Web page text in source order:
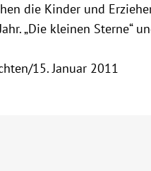
die Kinder und
„Die kleinen Sterne“
15. Januar 2011